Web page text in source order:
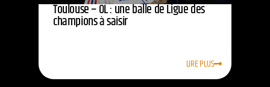
Toulouse – OL : une balle de Ligue des
champions à saisir
LIRE PLUS